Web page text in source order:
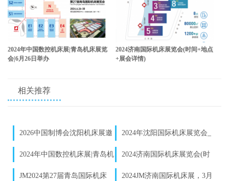
2024年中国数控机床展|青岛机床展览
会|6月26日举办
2024济南国际机床展览会(时间+地点
+展会详情)
相关推荐
2026中国制博会沈阳机床展邀
2024年沈阳国际机床展览会_
沈阳制博会参展预定
2024年中国数控机床展|青岛机
2024济南国际机床展览会(时
间+地点+展会详情)
JM2024第27届青岛国际机床
2024JM济南国际机床展，​3月